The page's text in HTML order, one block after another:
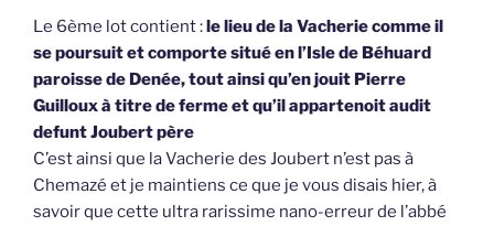
Le 6ème lot contient :le lieu de la Vacherie comme il
se poursuit et comporte situé en l’Isle de Béhuard
paroisse de Denée, tout ainsi qu’en jouit Pierre
Guilloux à titre de ferme et qu’il appartenoit audit
defunt Joubert père
C’est ainsi que la Vacherie des Joubert n’est pas à
Chemazé et je maintiens ce que je vous disais hier, à
savoir que cette ultra rarissime nano-erreur de l’abbé